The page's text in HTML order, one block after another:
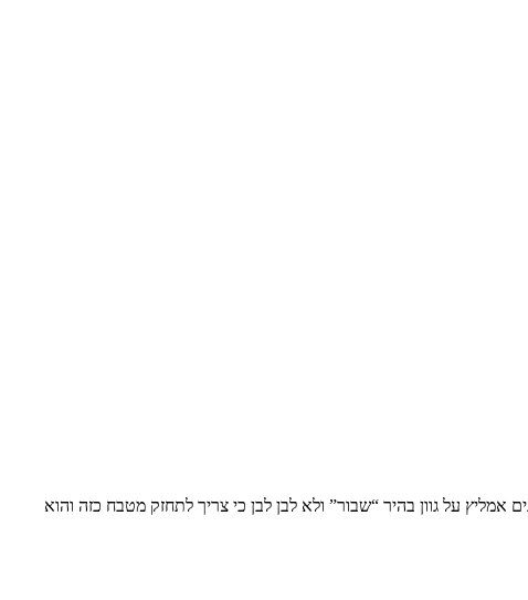
על גוון בהיר “שבור” ולא לבן לבן כי צריך לתחזק מטבח כזה והוא